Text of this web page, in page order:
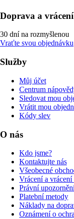
Doprava a vrácení
30 dní na rozmyšlenou
Vraťte svou objednávku
Služby
Můj účet
Centrum
Sledovat mou
Vrátit mou
Kódy slev
O nás
Kdo jsme?
Kontaktujte nás
Všeobecné
Vrácení a vrácení
Právní
Platební metody
Náklady na
Oznámení o